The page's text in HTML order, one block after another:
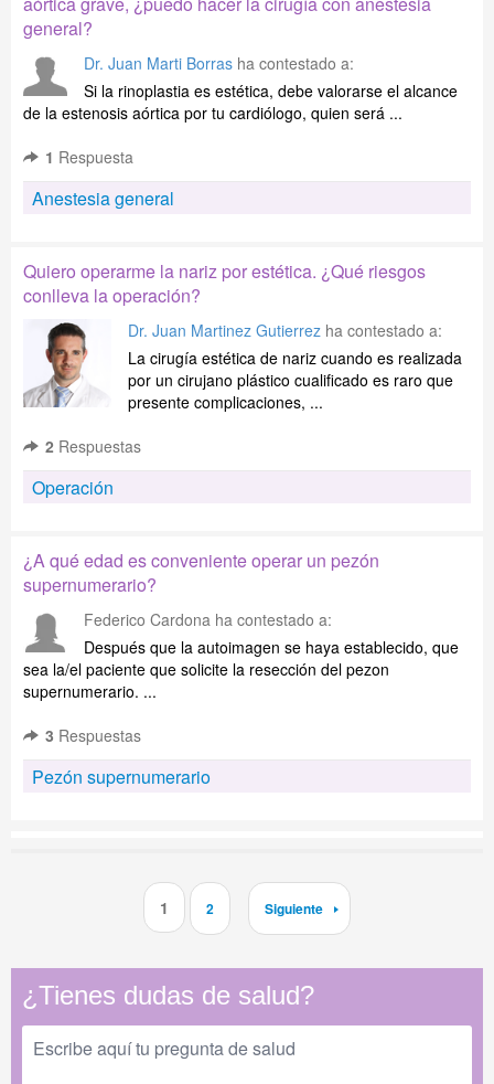
general?
Dr. Juan Marti Borras ha contestado a:
Si la rinoplastia es estética, debe valorarse el alcance
de la estenosis aórtica por tu cardiólogo, quien será ...
1 Respuesta
Anestesia general
Quiero operarme la nariz por estética. ¿Qué riesgos
conlleva la operación?
Dr. Juan Martinez Gutierrez ha contestado a:
La cirugía estética de nariz cuando es realizada
por un cirujano plástico cualificado es raro que
presente complicaciones, ...
2 Respuestas
Operación
¿A qué edad es conveniente operar un pezón
supernumerario?
Federico Cardona ha contestado a:
Después que la autoimagen se haya establecido, que
sea la/el paciente que solicite la resección del pezon
supernumerario. ...
3 Respuestas
Pezón supernumerario
1 2 Siguiente
¿Tienes dudas de salud?